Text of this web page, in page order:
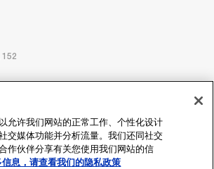
78
允许我们网站的正常工作、个性化设计
交媒体功能并分析流量。我们还同社交
作伙伴分享有关您使用我们网站的信
息，请查看我们的隐私政策